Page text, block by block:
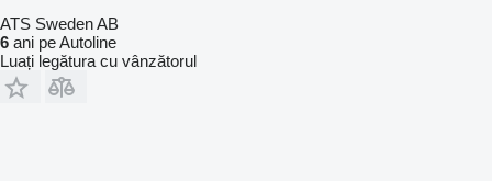
ATS Sweden AB
6 ani pe Autoline
Luați legătura cu vânzătorul